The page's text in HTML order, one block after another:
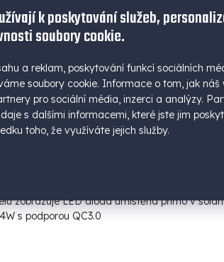
k poskytování služeb,
soubory cookie.
a reklam, poskytování funkcí sociálních
soubory cookie. Informace o tom, jak náš
pro sociální média, inzerci a analýzy.
s dalšími informacemi, které jste jim
toho, že využíváte jejich služby.
proti prachu a ostatním nečistotám (platí
např. silikonovým ochranným krytem)
uchycení
zobrazuje LED dioda umístěná přímo v
s podporou QC3.0